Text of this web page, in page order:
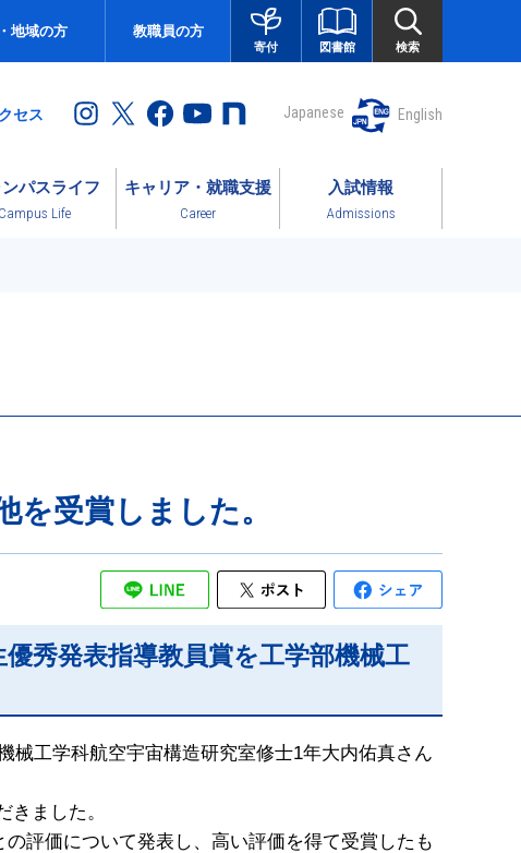
地域の方 教職員の方
寄付 図書館 検索
セス Japanese English
パスライフ
Campus Life
キャリア・就職支援
Career
入試情報
Admissions
を受賞しました。
秀発表指導教員賞を工学部機械工
械工学科航空宇宙構造研究室修士1年大内佑真さん
ました。
評価について発表し、高い評価を得て受賞したも